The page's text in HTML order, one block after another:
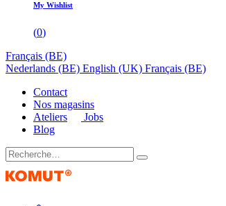
My Wishlist
(0)
Français (BE)
Nederlands (BE) English (UK) Français (BE)
Contact
Nos magasins
Ateliers
Jobs
Blog